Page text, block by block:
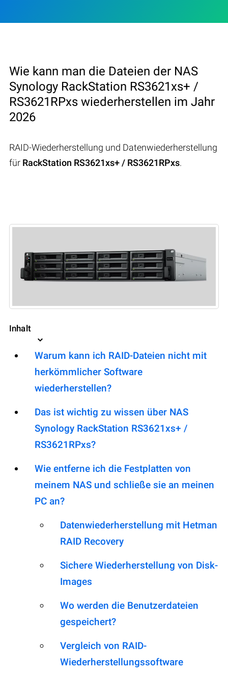
Wie kann man die Dateien der NAS
Synology RackStation RS3621xs+ /
RS3621RPxs wiederherstellen im Jahr
2026
RAID-Wiederherstellung und Datenwiederherstellung
für RackStation RS3621xs+ / RS3621RPxs.
Inhalt
Warum kann ich RAID-Dateien nicht mit
herkömmlicher Software
wiederherstellen?
Das ist wichtig zu wissen über NAS
Synology RackStation RS3621xs+ /
RS3621RPxs?
Wie entferne ich die Festplatten von
meinem NAS und schließe sie an meinen
PC an?
Datenwiederherstellung mit Hetman
RAID Recovery
Sichere Wiederherstellung von Disk-
Images
Wo werden die Benutzerdateien
gespeichert?
Vergleich von RAID-
Wiederherstellungssoftware